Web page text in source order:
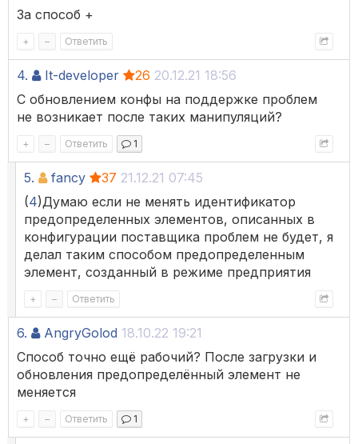
За способ +
+ – Ответить
4. It-developer 26 20.12.21 18:56
С обновлением конфы на поддержке проблем
не возникает после таких манипуляций?
+ – Ответить 1
5. fancy 37 21.12.21 07:45
(4)Думаю если не менять идентификатор
предопределенных элементов, описанных в
конфигурации поставщика проблем не будет, я
делал таким способом предопределенным
элемент, созданный в режиме предприятия
+ – Ответить
6. AngryGolod 18.10.22 19:21
Способ точно ещё рабочий? После загрузки и
обновления предопределённый элемент не
меняется
+ – Ответить 1